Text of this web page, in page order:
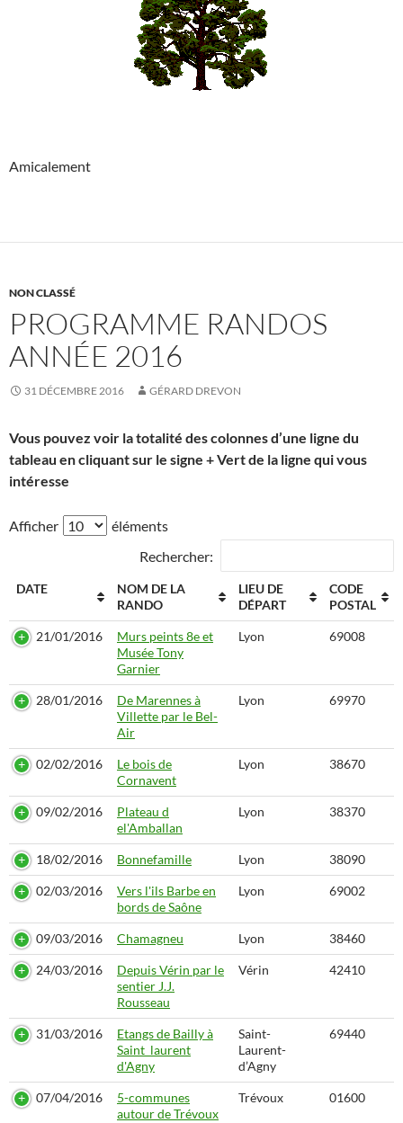
Amicalement
NON CLASSÉ
PROGRAMME RANDOS
ANNÉE 2016
31 DÉCEMBRE 2016 GÉRARD DREVON
Vous pouvez voir la totalité des colonnes d’une ligne du
tableau en cliquant sur le signe + Vert de la ligne qui vous
intéresse
Afficher
éléments
Rechercher:
DATE
NOM DE LA
RANDO
LIEU DE
DÉPART
CODE
POSTAL
21/01/2016
Murs peints 8e et
Musée Tony
Garnier
Lyon 69008
28/01/2016
De Marennes à
Villette par le Bel-
Air
Lyon 69970
02/02/2016
Le bois de
Cornavent
Lyon 38670
09/02/2016
Plateau d
el'Amballan
Lyon 38370
18/02/2016 Bonnefamille Lyon 38090
02/03/2016
Vers l'ils Barbe en
bords de Saône
Lyon 69002
09/03/2016 Chamagneu Lyon 38460
24/03/2016
Depuis Vérin par le
sentier J.J.
Rousseau
Vérin 42410
31/03/2016
Etangs de Bailly à
Saint_laurent
d'Agny
Saint-
Laurent-
d’Agny
69440
07/04/2016
5-communes
autour de Trévoux
Trévoux 01600